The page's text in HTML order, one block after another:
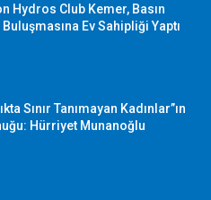
Hydros Club Kemer, Basın
Buluşmasına Ev Sahipliği Yaptı
Sınır Tanımayan Kadınlar”ın
Hürriyet Munanoğlu